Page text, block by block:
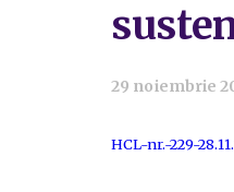
29 noiembrie
HCL-nr.-229-